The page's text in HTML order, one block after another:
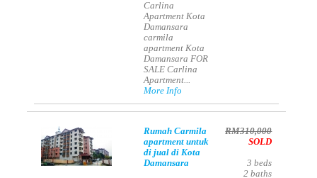
Carlina
Apartment Kota
Damansara
carmila
apartment Kota
Damansara FOR
SALE Carlina
Apartment...
More Info
Rumah Carmila
apartment untuk
di jual di Kota
Damansara
RM310,000
SOLD
3 beds
2 baths